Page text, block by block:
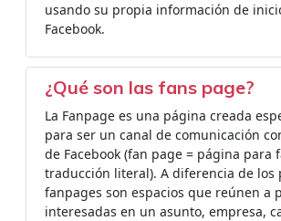
usando su propia información de
Facebook.
¿Qué son las fans page?
La Fanpage es una página creada
para ser un canal de comunicación
de Facebook (fan page = página para
traducción literal). A diferencia de los
fanpages son espacios que reúnen a
interesadas en un asunto, empresa,